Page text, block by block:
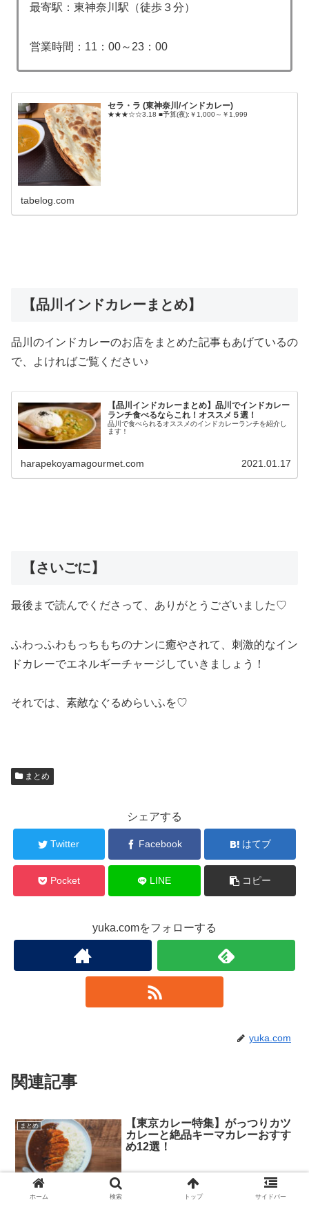
最寄駅：東神奈川駅（徒歩３分）
営業時間：11：00～23：00
セラ・ラ (東神奈川/インドカレー)
★★★☆☆3.18 ■予算(夜):￥1,000～￥1,999
tabelog.com
【品川インドカレーまとめ】
品川のインドカレーのお店をまとめた記事もあげているの
で、よければご覧ください♪
【品川インドカレーまとめ】品川でインドカレー
ランチ食べるならこれ！オススメ５選！
品川で食べられるオススメのインドカレーランチを紹介し
ます！
harapekoyamagourmet.com 2021.01.17
【さいごに】
最後まで読んでくださって、ありがとうございました♡
ふわっふわもっちもちのナンに癒やされて、刺激的なイン
ドカレーでエネルギーチャージしていきましょう！
それでは、素敵なぐるめらいふを♡
まとめ
シェアする
Twitter Facebook はてブ
Pocket LINE コピー
yuka.comをフォローする
yuka.com
関連記事
まとめ
【東京カレー特集】がっつりカツ
カレーと絶品キーマカレーおすす
め12選！
都内で食べられる、がっつりカツカレーと絶品キーマカレーのお店を
ご紹介します！
ホーム 検索 トップ サイドバー